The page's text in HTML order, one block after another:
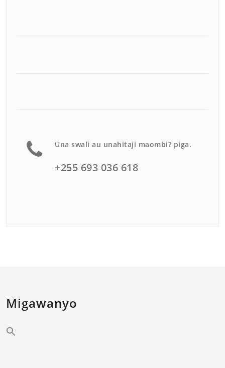
Una swali au unahitaji maombi? piga.
+255 693 036 618
Migawanyo